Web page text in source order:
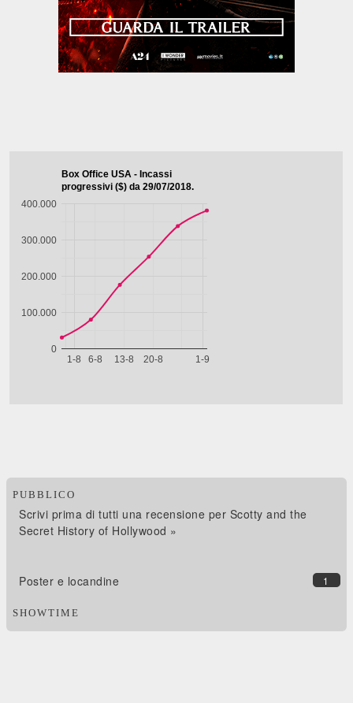
PUBBLICO
Scrivi prima di tutti una recensione per Scotty and the
Secret History of Hollywood »
1
Poster e locandine
SHOWTIME